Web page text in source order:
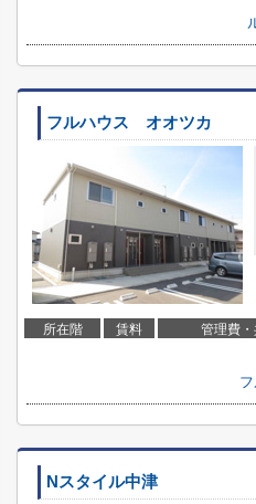
フルハウス オオツカ
所在階 賃料 管理費
Nスタイル中津